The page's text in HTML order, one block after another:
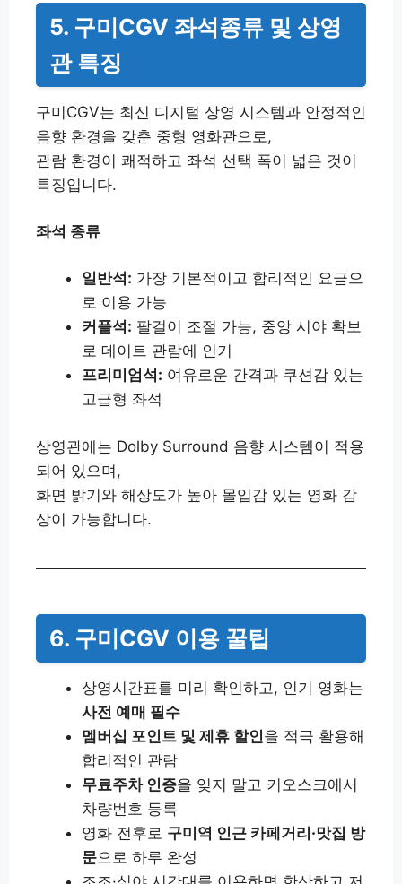
5. 구미CGV 좌석종류 및 상영
관 특징
구미CGV는 최신 디지털 상영 시스템과 안정적인
음향 환경을 갖춘 중형 영화관으로,
관람 환경이 쾌적하고 좌석 선택 폭이 넓은 것이
특징입니다.
좌석 종류
일반석: 가장 기본적이고 합리적인 요금으
로 이용 가능
커플석: 팔걸이 조절 가능, 중앙 시야 확보
로 데이트 관람에 인기
프리미엄석: 여유로운 간격과 쿠션감 있는
고급형 좌석
상영관에는 Dolby Surround 음향 시스템이 적용
되어 있으며,
화면 밝기와 해상도가 높아 몰입감 있는 영화 감
상이 가능합니다.
6. 구미CGV 이용 꿀팁
상영시간표를 미리 확인하고, 인기 영화는
사전 예매 필수
멤버십 포인트 및 제휴 할인을 적극 활용해
합리적인 관람
무료주차 인증을 잊지 말고 키오스크에서
차량번호 등록
영화 전후로 구미역 인근 카페거리·맛집 방
문으로 하루 완성